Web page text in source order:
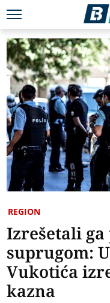
REGION
Izrešetali
suprugom:
Vukotića
kazna